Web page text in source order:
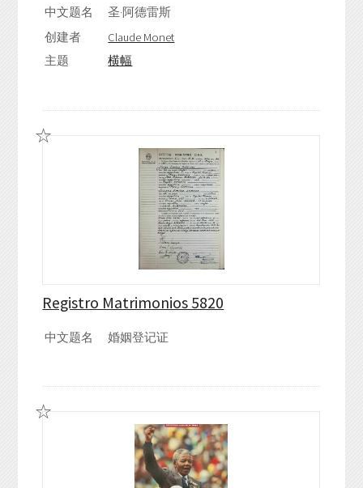
中文题名
圣·阿德雷斯
创建者
Claude Monet
主题
横幅
Registro Matrimonios 5820
中文题名 婚姻登记证